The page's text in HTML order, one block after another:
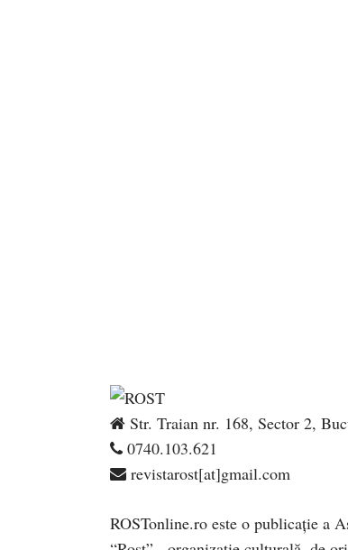
Str. Traian nr. 168, Sector 2,
0740.103.621
revistarost[at]gmail.com
ROSTonline.ro este o publicaţie a